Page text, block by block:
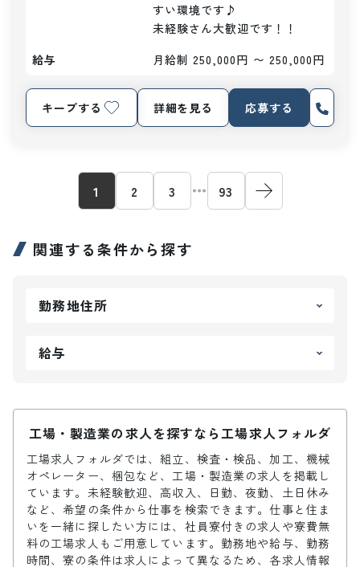
すい環境です♪
未経験さん大歓迎です！！
給与
月給制 250,000円 〜 250,000円
キープする 詳細を見る 応募する
1 2 3 93
関連する条件から探す
勤務地住所
給与
工場・製造業の求人を探すなら工場求人フォルダ
工場求人フォルダでは、組立、検査・検品、加工、機械
オペレーター、梱包など、工場・製造業の求人を掲載し
ています。未経験歓迎、高収入、日勤、夜勤、土日休み
など、希望の条件から仕事を検索できます。仕事と住ま
いを一緒に探したい方には、社員寮付きの求人や寮費無
料の工場求人もご用意しています。勤務地や給与、勤務
時間、寮の条件は求人によって異なるため、各求人情報